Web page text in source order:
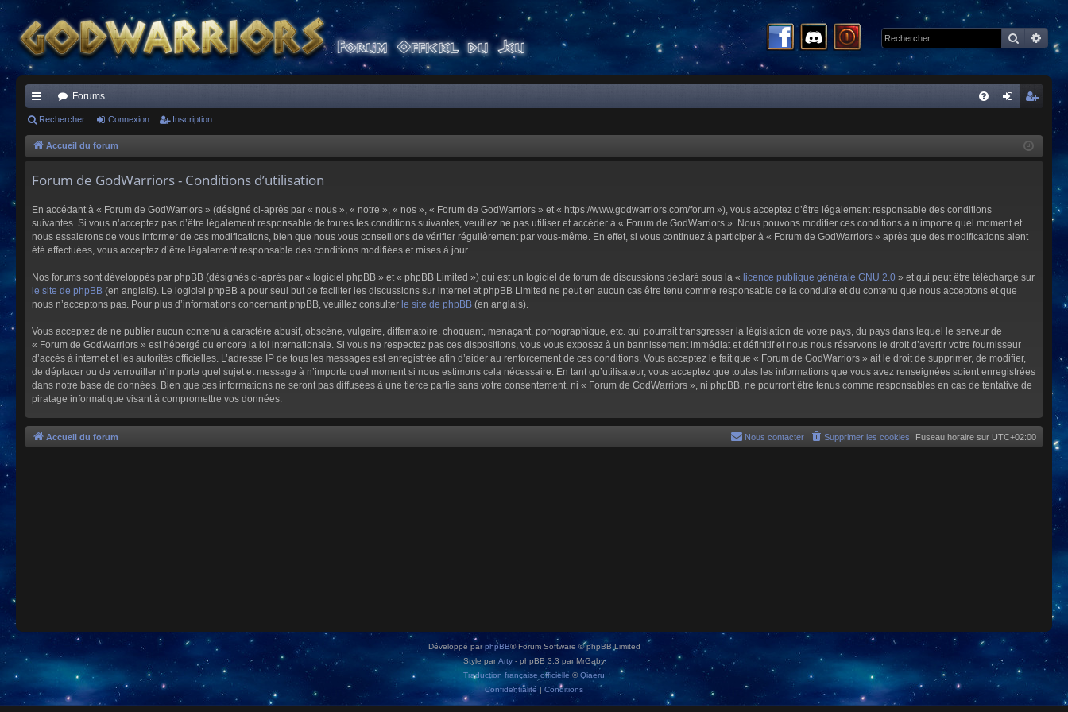
ac
co
s
Forums
cri
Rechercher Connexion Inscription
Accueil du forum
Forum de GodWarriors - Conditions d’utilisation
En accédant à « Forum de GodWarriors » (désigné ci-après par « nous », « notre », « nos », « Forum de GodWarriors » et « https://www.godwarriors.com/forum »), vous acceptez d’être légalement responsable des conditions
suivantes. Si vous n’acceptez pas d’être légalement responsable de toutes les conditions suivantes, veuillez ne pas utiliser et accéder à « Forum de GodWarriors ». Nous pouvons modifier ces conditions à n’importe quel moment et
nous essaierons de vous informer de ces modifications, bien que nous vous conseillons de vérifier régulièrement par vous-même. En effet, si vous continuez à participer à « Forum de GodWarriors » après que des modifications aient
été effectuées, vous acceptez d’être légalement responsable des conditions modifiées et mises à jour.
Nos forums sont développés par phpBB (désignés ci-après par « logiciel phpBB » et « phpBB Limited ») qui est un logiciel de forum de discussions déclaré sous la « licence publique générale GNU 2.0 » et qui peut être téléchargé sur
le site de phpBB (en anglais). Le logiciel phpBB a pour seul but de faciliter les discussions sur internet et phpBB Limited ne peut en aucun cas être tenu comme responsable de la conduite et du contenu que nous acceptons et que
nous n’acceptons pas. Pour plus d’informations concernant phpBB, veuillez consulter le site de phpBB (en anglais).
Vous acceptez de ne publier aucun contenu à caractère abusif, obscène, vulgaire, diffamatoire, choquant, menaçant, pornographique, etc. qui pourrait transgresser la législation de votre pays, du pays dans lequel le serveur de
« Forum de GodWarriors » est hébergé ou encore la loi internationale. Si vous ne respectez pas ces dispositions, vous vous exposez à un bannissement immédiat et définitif et nous nous réservons le droit d’avertir votre fournisseur
d’accès à internet et les autorités officielles. L’adresse IP de tous les messages est enregistrée afin d’aider au renforcement de ces conditions. Vous acceptez le fait que « Forum de GodWarriors » ait le droit de supprimer, de modifier,
de déplacer ou de verrouiller n’importe quel sujet et message à n’importe quel moment si nous estimons cela nécessaire. En tant qu’utilisateur, vous acceptez que toutes les informations que vous avez renseignées soient enregistrées
dans notre base de données. Bien que ces informations ne seront pas diffusées à une tierce partie sans votre consentement, ni « Forum de GodWarriors », ni phpBB, ne pourront être tenus comme responsables en cas de tentative de
piratage informatique visant à compromettre vos données.
Accueil du forum Fuseau horaire sur UTC+02:00
Supprimer les cookies
Nous contacter
Développé parphpBB® Forum Software © phpBB Limited
Style par Arty - phpBB 3.3 par MrGaby
Traduction française officielle ©Qiaeru
Confidentialité | Conditions